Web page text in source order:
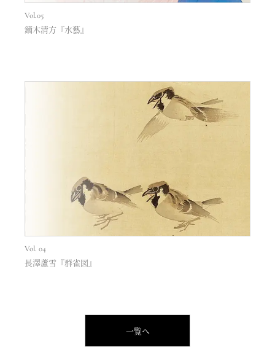
Vol.05
鏑木清方『水藝』
Vol. 04
長澤蘆雪『群雀図』
一覧へ